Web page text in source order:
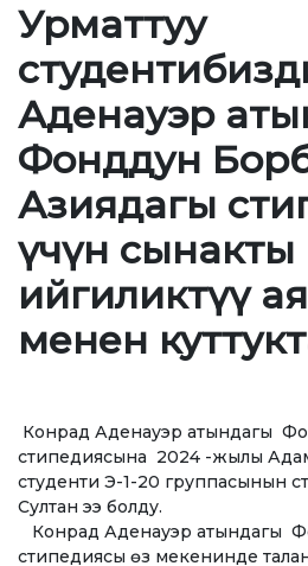
УНИВЕРСИТЕТ
Биз жөнүндө
Ректордун кайрылуусу
Ченемдик документтер
Жетекчилик
Коллегиялык органдар
Бөлүмдөр
Нормативдик документтер
Коррупцияга Жок!
БИЛИМ БЕРҮҮ
Урматтуу
Аденауэр
Фонддун
Азиядагы
үчүн сынакты
ийгиликтүү
менен
Конрад Аденауэр атындагы
стипедиясына 2024 -жылы
студенти Э-1-20 группасынын
Султан ээ болду.
Конрад Аденауэр атындагы
стипедиясы өз мекенинде